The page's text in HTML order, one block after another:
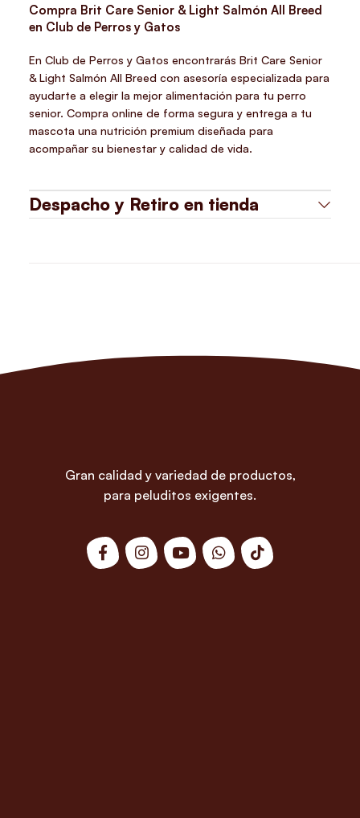
Compra Brit Care Senior & Light Salmón All Breed
en Club de Perros y Gatos
En Club de Perros y Gatos encontrarás Brit Care Senior
& Light Salmón All Breed con asesoría especializada para
ayudarte a elegir la mejor alimentación para tu perro
senior. Compra online de forma segura y entrega a tu
mascota una nutrición premium diseñada para
acompañar su bienestar y calidad de vida.
Despacho y Retiro en tienda
Gran calidad y variedad de productos,
para peluditos exigentes.